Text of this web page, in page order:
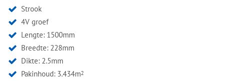
Strook
4V groef
Lengte: 1500mm
Breedte: 228mm
Dikte: 2.5mm
Pakinhoud: 3.434m2